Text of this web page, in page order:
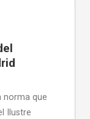
norma que
Ilustre